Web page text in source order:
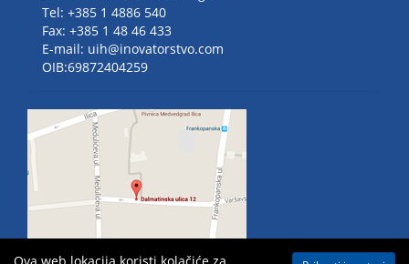
Tel: +385 1 4886 540
Fax: +385 1 48 46 433
E-mail: uih@inovatorstvo.com
OIB:69872404259